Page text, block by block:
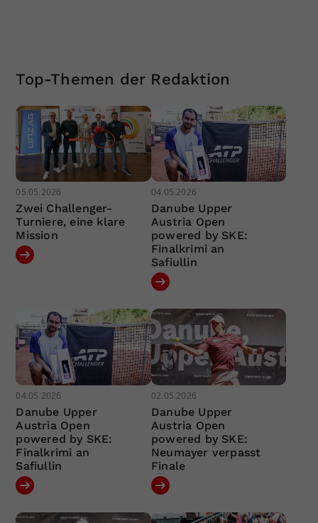
Top-Themen der Redaktion
05.05.2026
Zwei Challenger-
Turniere, eine klare
Mission
04.05.2026
Danube Upper
Austria Open
powered by SKE:
Finalkrimi an
Safiullin
04.05.2026
Danube Upper
Austria Open
powered by SKE:
Finalkrimi an
Safiullin
02.05.2026
Danube Upper
Austria Open
powered by SKE:
Neumayer verpasst
Finale